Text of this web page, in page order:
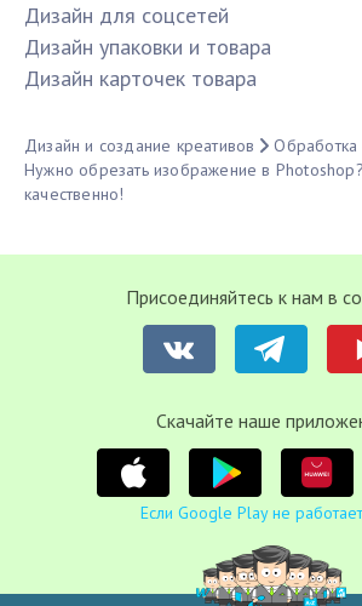
Дизайн для соцсетей
Дизайн упаковки и товара
Дизайн карточек товара
Дизайн и создание креативов
Нужно обрезать изображение в
качественно!
Присоединяйтесь к нам в
Cкачайте наше
Если Google Play не